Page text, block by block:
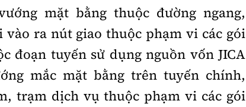
mặt bằng thuộc đường ngang,
vào ra nút giao thuộc phạm vi các gói
đoạn tuyến sử dụng nguồn vốn JICA
mắc mặt bằng trên tuyến chính,
trạm dịch vụ thuộc phạm vi các gói